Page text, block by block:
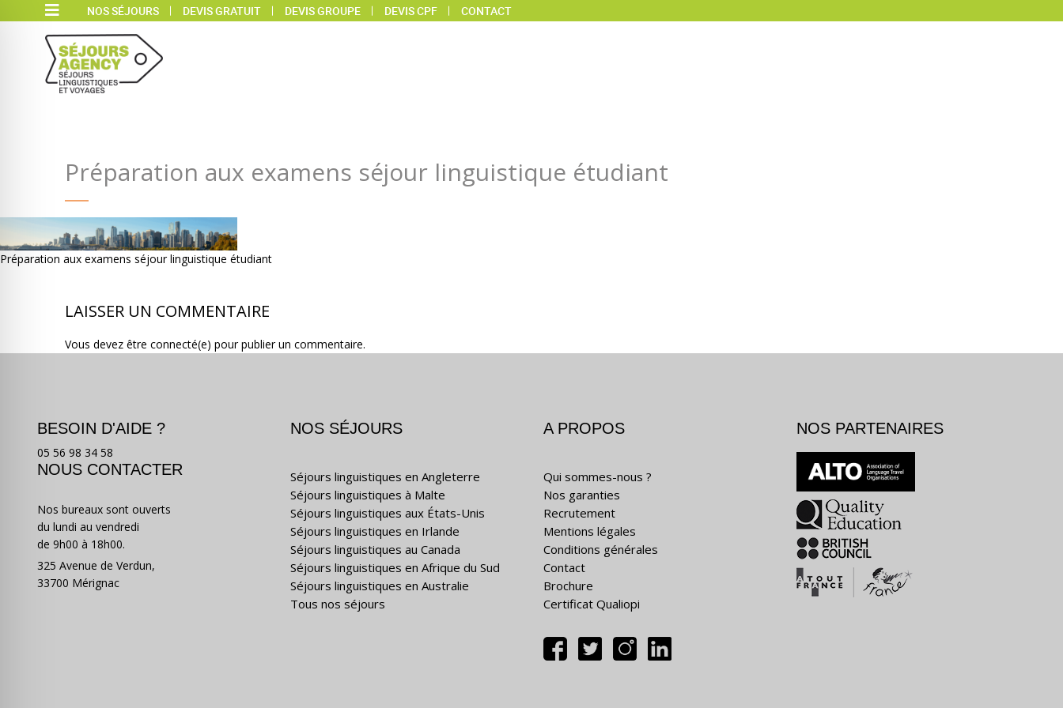
NOS SÉJOURS DEVIS GRATUIT DEVIS GROUPE DEVIS CPF CONTACT
Préparation aux examens séjour linguistique étudiant
Préparation aux examens séjour linguistique étudiant
LAISSER UN COMMENTAIRE
Vous devez être connecté(e) pour publier un commentaire.
BESOIN D'AIDE ?
05 56 98 34 58
NOUS CONTACTER
Nos bureaux sont ouverts
du lundi au vendredi
de 9h00 à 18h00.
325 Avenue de Verdun,
33700 Mérignac
NOS SÉJOURS
Séjours linguistiques en Angleterre
Séjours linguistiques à Malte
Séjours linguistiques aux États-Unis
Séjours linguistiques en Irlande
Séjours linguistiques au Canada
Séjours linguistiques en Afrique du Sud
Séjours linguistiques en Australie
Tous nos séjours
A PROPOS
Qui sommes-nous ?
Nos garanties
Recrutement
Mentions légales
Conditions générales
Contact
Brochure
Certificat Qualiopi
NOS PARTENAIRES